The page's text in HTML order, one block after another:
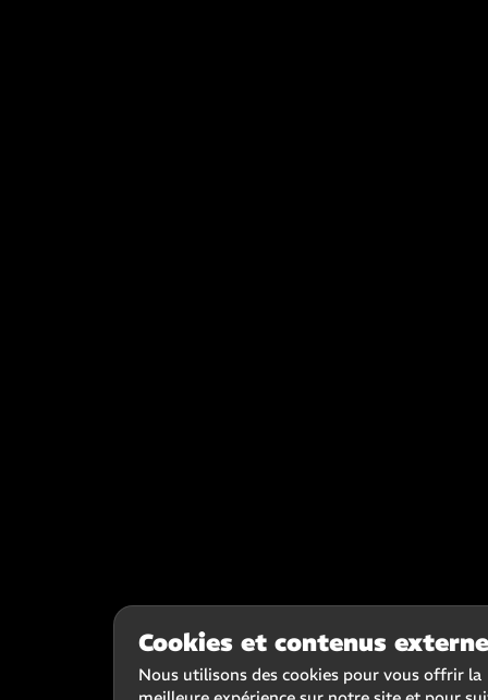
Cookies et contenus
Nous utilisons des cookies pour vous offrir la